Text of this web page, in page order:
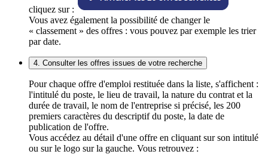
cliquez sur :
Vous avez également la possibilité de changer le
« classement » des offres : vous pouvez par exemple les trier
par date.
4. Consulter les offres issues de votre recherche
Pour chaque offre d'emploi restituée dans la liste, s'affichent :
l'intitulé du poste, le lieu de travail, la nature du contrat et la
durée de travail, le nom de l'entreprise si précisé, les 200
premiers caractères du descriptif du poste, la date de
publication de l'offre.
Vous accédez au détail d'une offre en cliquant sur son intitulé
ou sur le logo sur la gauche. Vous retrouvez :